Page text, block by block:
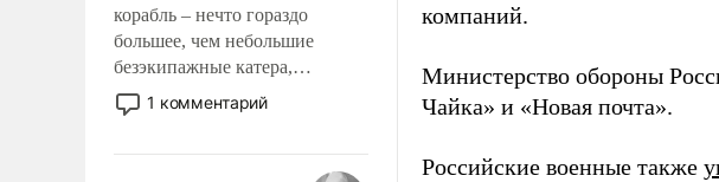
корабль – нечто гораздо
большее, чем небольшие
безэкипажные катера,
применение которых уже
стало обыденностью. Задача по
сложна и амбициозна. Однако
1 комментарий
компаний.
Министерство обороны
Чайка» и «Новая почта».
Российские военные также